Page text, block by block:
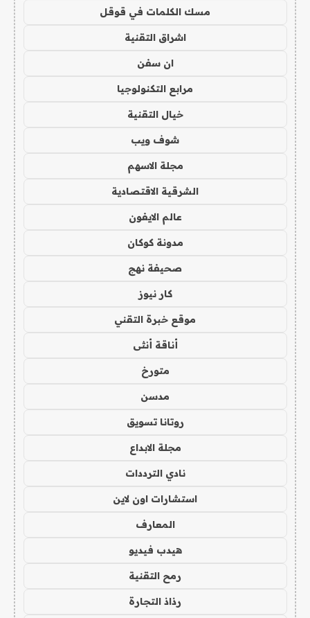
مسك الكلمات في قوقل
اشراق التقنية
ان سفن
مرابع التكنولوجيا
خيال التقنية
شوف ويب
مجلة الاسهم
الشرقية الاقتصادية
عالم الايفون
مدونة كوكان
صحيفة نهج
كار نيوز
موقع خبرة التقني
أناقة أنثى
متورخ
مدسن
روتانا تسويق
مجلة الابداع
نادي الترددات
استشارات اون لاين
المعارف
هيدب فيديو
رمح التقنية
رذاذ التجارة